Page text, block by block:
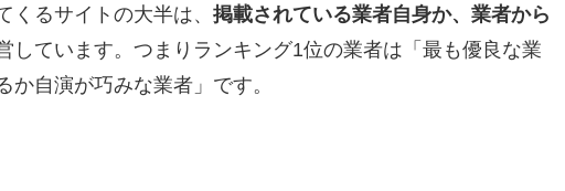
くるサイトの大半は、 掲載されている業者自身か、業者から
しています。つまりランキング1位の業者は「最も優良な業
自演が巧みな業者」です。